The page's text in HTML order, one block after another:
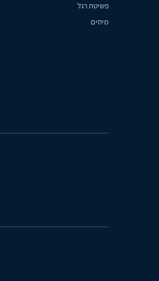
פשיטת רגל
מיסים